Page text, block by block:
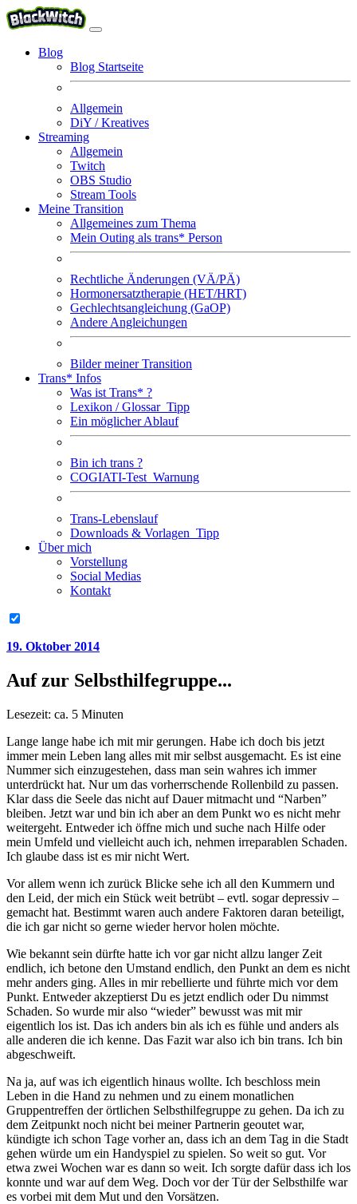
Blog
Blog Startseite
Allgemein
DiY / Kreatives
Streaming
Allgemein
Twitch
OBS Studio
Stream Tools
Meine Transition
Allgemeines zum Thema
Mein Outing als trans* Person
Rechtliche Änderungen (VÄ/PÄ)
Hormonersatztherapie (HET/HRT)
Gechlechtsangleichung (GaOP)
Andere Angleichungen
Bilder meiner Transition
Trans* Infos
Was ist Trans* ?
Lexikon / Glossar Tipp
Ein möglicher Ablauf
Bin ich trans ?
COGIATI-Test Warnung
Trans-Lebenslauf
Downloads & Vorlagen Tipp
Über mich
Vorstellung
Social Medias
Kontakt
19. Oktober 2014
Auf zur Selbsthilfegruppe...
Lesezeit: ca. 5 Minuten
Lange lange habe ich mit mir gerungen. Habe ich doch bis jetzt
immer mein Leben lang alles mit mir selbst ausgemacht. Es ist eine
Nummer sich einzugestehen, dass man sein wahres ich immer
unterdrückt hat. Nur um das vorherrschende Rollenbild zu passen.
Klar dass die Seele das nicht auf Dauer mitmacht und “Narben”
bleiben. Jetzt war und bin ich aber an dem Punkt wo es nicht mehr
weitergeht. Entweder ich öffne mich und suche nach Hilfe oder
mein Umfeld und vielleicht auch ich, nehmen irreparablen Schaden.
Ich glaube dass ist es mir nicht Wert.
Vor allem wenn ich zurück Blicke sehe ich all den Kummern und
den Leid, der mich ein Stück weit betrübt – evtl. sogar depressiv –
gemacht hat. Bestimmt waren auch andere Faktoren daran beteiligt,
die ich gar nicht so gerne wieder hervor holen möchte.
Wie bekannt sein dürfte hatte ich vor gar nicht allzu langer Zeit
endlich, ich betone den Umstand endlich, den Punkt an dem es nicht
mehr anders ging. Alles in mir rebellierte und führte mich vor dem
Punkt. Entweder akzeptierst Du es jetzt endlich oder Du nimmst
Schaden. So wurde mir also “wieder” bewusst was mit mir
eigentlich los ist. Das ich anders bin als ich es fühle und anders als
alle anderen die ich kenne. Das Fazit war also ich bin trans. Ich bin
abgeschweift.
Na ja, auf was ich eigentlich hinaus wollte. Ich beschloss mein
Leben in die Hand zu nehmen und zu einem monatlichen
Gruppentreffen der örtlichen Selbsthilfegruppe zu gehen. Da ich zu
dem Zeitpunkt noch nicht bei meiner Partnerin geoutet war,
kündigte ich schon Tage vorher an, dass ich an dem Tag in die Stadt
gehen würde um ein Handyspiel zu spielen. So weit so gut. Vor
etwa zwei Wochen war es dann so weit. Ich sorgte dafür dass ich los
konnte und war auf dem Weg. Doch vor der Tür der Selbsthilfe war
es vorbei mit dem Mut und den Vorsätzen.